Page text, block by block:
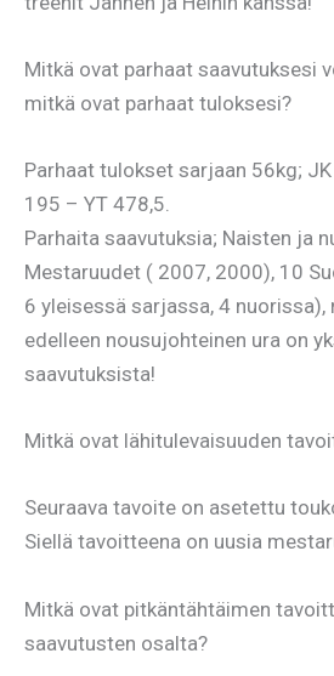
Mitkä ovat parhaat saavutuksesi
mitkä ovat parhaat tuloksesi?
Parhaat tulokset sarjaan 56kg;
195 – YT 478,5.
Parhaita saavutuksia; Naisten ja
Mestaruudet ( 2007, 2000), 10
6 yleisessä sarjassa, 4 nuorissa),
edelleen nousujohteinen ura on
saavutuksista!
Mitkä ovat lähitulevaisuuden
Seuraava tavoite on asetettu
Siellä tavoitteena on uusia
Mitkä ovat pitkäntähtäimen
saavutusten osalta?